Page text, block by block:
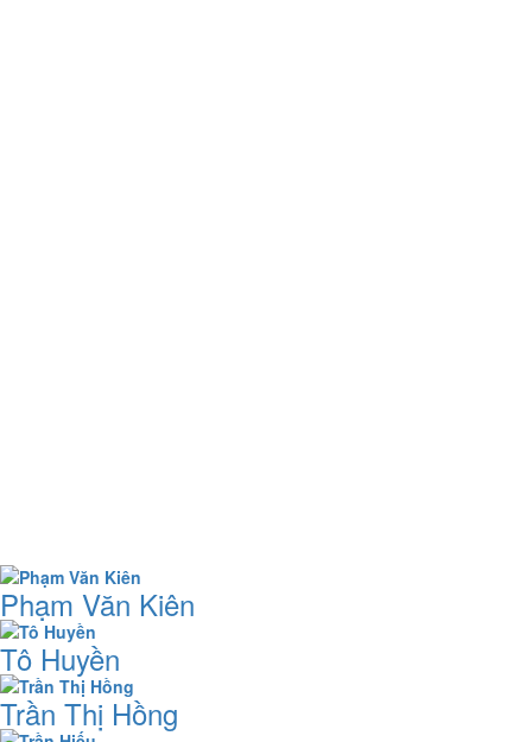
Phạm Văn Kiên
Tô Huyền
Trần Thị Hồng